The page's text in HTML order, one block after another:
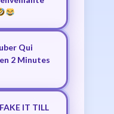
Qui
2 Minutes
IT TILL